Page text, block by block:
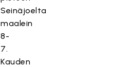
Seinäjoelta
maalein
8-
7.
Kauden